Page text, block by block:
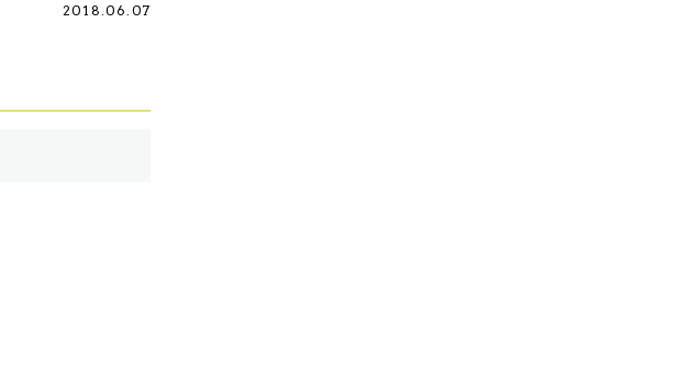
2018.06.07